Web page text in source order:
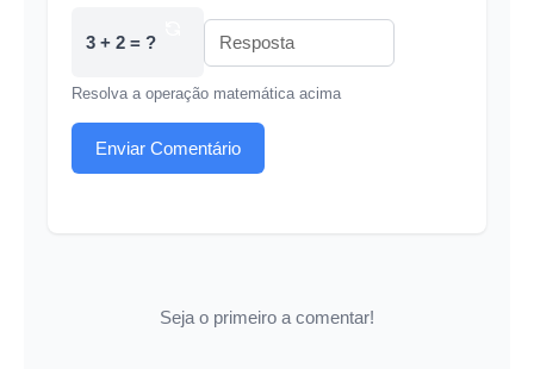
3 + 2 = ?
Resolva a operação matemática acima
Enviar Comentário
Seja o primeiro a comentar!